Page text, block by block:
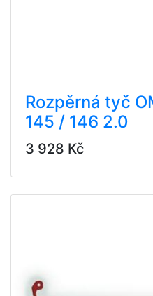
Rozpěrná tyč
145 / 146 2.0
3 928 Kč